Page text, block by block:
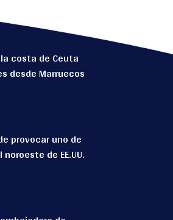
costa de Ceuta
desde Marruecos
provocar uno de
de EE.UU.